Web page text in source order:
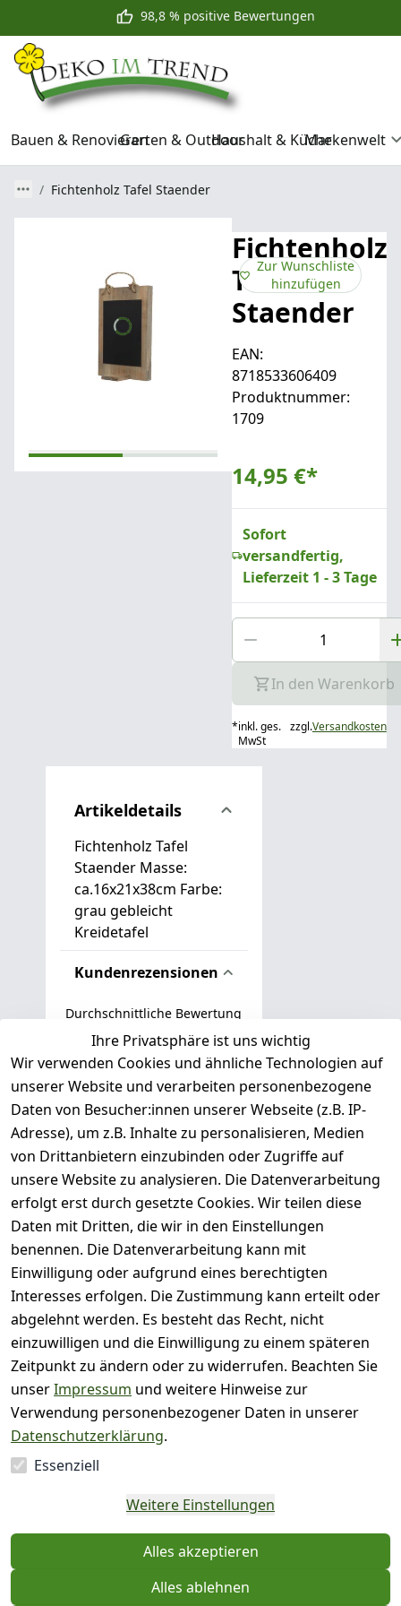
98,8 % positive Bewertungen
Bauen & RenovierenGarten & OutdoorHaushalt & KücheMarkenwelt
Fichtenholz Tafel Staender
Fichtenholz
Tafel
Staender
EAN:
8718533606409
Produktnummer:
1709
14,95 €*
Zur Wunschliste
hinzufügen
Sofort
versandfertig,
Lieferzeit 1 - 3 Tage
In den Warenkorb
*inkl. ges.
MwSt
zzgl.Versandkosten
Artikeldetails
Fichtenholz Tafel
Staender Masse:
ca.16x21x38cm Farbe:
grau gebleicht
Kreidetafel
Kundenrezensionen
Durchschnittliche Bewertung
0
Basierend auf 0 Bewertung(en)
Bewertung abgeben
5
( 0
)
4
( 0
)
3
( 0
)
2
( 0
1
)
Es hat noch niemand
eine Bewertung für
diesen Artikel
abgegeben
Person - klicken Sie für
Details
Ihre Privatsphäre ist uns wichtig
Wir verwenden Cookies und ähnliche Technologien auf
unserer Website und verarbeiten personenbezogene
Daten von Besucher:innen unserer Webseite (z.B. IP-
Adresse), um z.B. Inhalte zu personalisieren, Medien
von Drittanbietern einzubinden oder Zugriffe auf
unsere Website zu analysieren. Die Datenverarbeitung
erfolgt erst durch gesetzte Cookies. Wir teilen diese
Daten mit Dritten, die wir in den Einstellungen
benennen. Die Datenverarbeitung kann mit
Einwilligung oder aufgrund eines berechtigten
Interesses erfolgen. Die Zustimmung kann erteilt oder
abgelehnt werden. Es besteht das Recht, nicht
einzuwilligen und die Einwilligung zu einem späteren
Zeitpunkt zu ändern oder zu widerrufen. Beachten Sie
unserImpressum und weitere Hinweise zur
Verwendung personenbezogener Daten in unserer
Datenschutzerklärung.
Essenziell
Weitere Einstellungen
Alles akzeptieren
Alles ablehnen